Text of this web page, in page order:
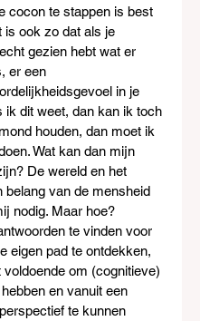
cocon te stappen is best
is ook zo dat als je
gezien hebt wat er
er een
in je
ik dit weet, dan kan ik toch
houden, dan moet ik
Wat kan dan mijn
De wereld en het
belang van de mensheid
nodig. Maar hoe?
te vinden voor
eigen pad te ontdekken,
voldoende om (cognitieve)
en vanuit een
te kunnen